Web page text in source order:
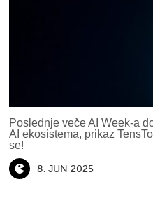
Poslednje veče AI Week-a
AI ekosistema, prikaz
se!
8. JUN 2025